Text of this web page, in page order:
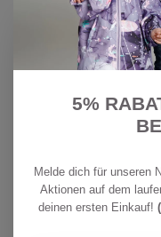
Auf Lager
SWIM
Auf Lager
Swim
Jahre Safari
Auf Lager
5%
Melde dich für unseren
Aktionen auf dem
deinen ersten Einkauf!